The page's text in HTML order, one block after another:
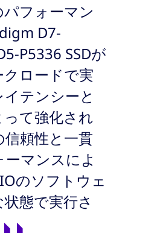
フォーマン
D7-
P5336 SSDが
ロードで実
テンシーと
て強化され
信頼性と一貫
ーマンスによ
のソフトウェ
態で実行さ